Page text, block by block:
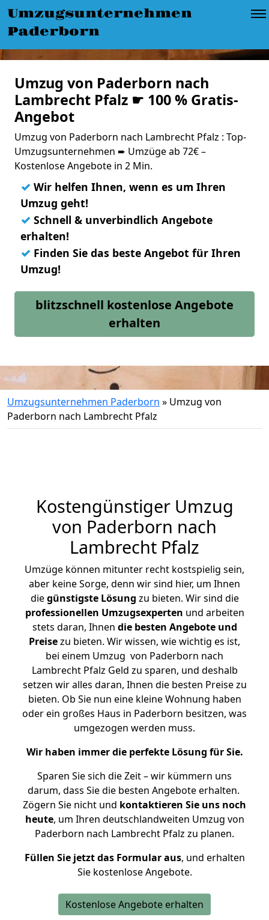
Umzugsunternehmen
Paderborn
Umzug von Paderborn nach
Lambrecht Pfalz ☛ 100 % Gratis-
Angebot
Umzug von Paderborn nach Lambrecht Pfalz : Top-
Umzugsunternehmen ➨ Umzüge ab 72€ –
Kostenlose Angebote in 2 Min.
✓ Wir helfen Ihnen, wenn es um Ihren
Umzug geht!
✓ Schnell & unverbindlich Angebote
erhalten!
✓ Finden Sie das beste Angebot für Ihren
Umzug!
blitzschnell kostenlose Angebote
erhalten
Umzugsunternehmen Paderborn » Umzug von
Paderborn nach Lambrecht Pfalz
Kostengünstiger Umzug
von Paderborn nach
Lambrecht Pfalz
Umzüge können mitunter recht kostspielig sein,
aber keine Sorge, denn wir sind hier, um Ihnen
diegünstigste Lösung zu bieten. Wir sind die
professionellen Umzugsexperten und arbeiten
stets daran, Ihnen die besten Angebote und
Preisezu bieten. Wir wissen, wie wichtig es ist,
bei einem Umzug von Paderborn nach
Lambrecht Pfalz Geld zu sparen, und deshalb
setzen wir alles daran, Ihnen die besten Preise zu
bieten. Ob Sie nun eine kleine Wohnung haben
oder ein großes Haus in Paderborn besitzen, was
umgezogen werden muss.
Wir haben immer die perfekte Lösung für Sie.
Sparen Sie sich die Zeit – wir kümmern uns
darum, dass Sie die besten Angebote erhalten.
Zögern Sie nicht und kontaktieren Sie uns noch
heute, um Ihren deutschlandweiten Umzug von
Paderborn nach Lambrecht Pfalz zu planen.
Füllen Sie jetzt das Formular aus, und erhalten
Sie kostenlose Angebote.
Kostenlose Angebote erhalten